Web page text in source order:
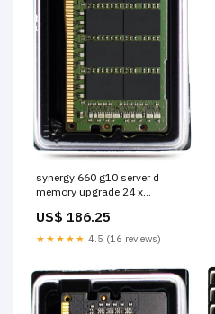
synergy 660 g10 server d
memory upgrade 24 x
10/100/1000 + 4 x Fast
Ethernet/Gigabit SFP
US$ 186.25
★★★★★ 4.5 (16 reviews)